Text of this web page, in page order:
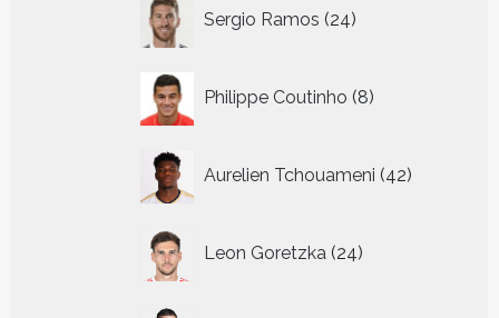
Sergio Ramos 24
producten
Philippe Coutinho 8
producten
Aurelien Tchouameni 42
producten
Leon Goretzka 24
producten